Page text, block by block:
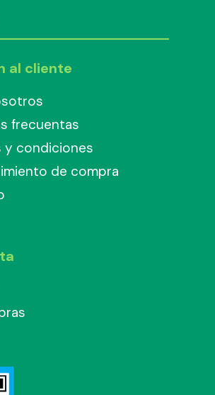
al cliente
frecuentas
y condiciones
de compra